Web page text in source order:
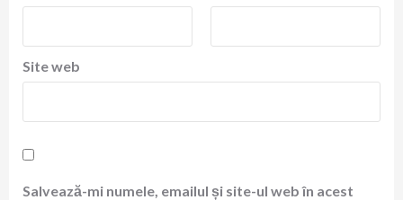
Site web
Salvează-mi numele, emailul și site-ul web în acest